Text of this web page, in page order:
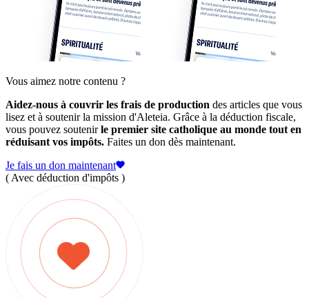
Vous aimez notre contenu ?
Aidez-nous à couvrir les frais de production des articles que vous
lisez et à soutenir la mission d'Aleteia. Grâce à la déduction fiscale,
vous pouvez soutenirle premier site catholique au monde tout en
réduisant vos impôts. Faites un don dès maintenant.
Je fais un don maintenant
( Avec déduction d'impôts )